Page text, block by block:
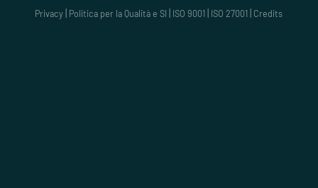
Privacy Politica per la Qualità e SI ISO 9001 ISO 27001 Credits